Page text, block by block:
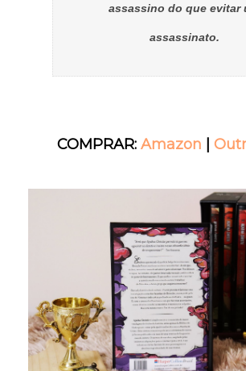
assassino do que evitar
assassinato.
COMPRAR: Amazon